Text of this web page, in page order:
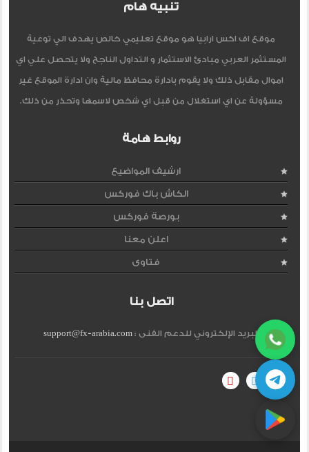
تنبيه هام
موقع اف اكس ارابيا هو موقع تعليمي خالص يهدف الي توعية
المستثمر العربي مبادئ الاستثمار و التداول الناجح ولا يتحصل علي اي
اموال مقابل ذلك ولا يقوم بادارة محافظ مالية وان ادارة الموقع غير
مسؤولة عن اي استغلال من قبل اي شخص لاسمها وتحذر من ذلك.
روابط هامة
ارشيف المواضيع
الكاش باك فوركس
بورصة فوركس
اعلن معنا
فتاوى
اتصل بنا
البريد الإلكتروني للدعم الفنى :support@fx-arabia.com